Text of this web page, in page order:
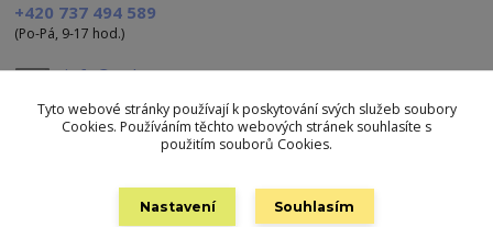
+420 737 494 589
(Po-Pá, 9-17 hod.)
info@polezu.cz
Tyto webové stránky používají k poskytování svých služeb soubory
Cookies. Používáním těchto webových stránek souhlasíte s
použitím souborů Cookies.
Nastavení Souhlasím